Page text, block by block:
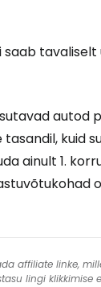
saab
autod
kuid
ainult 1.
affiliate linke,
lingi klikkimise